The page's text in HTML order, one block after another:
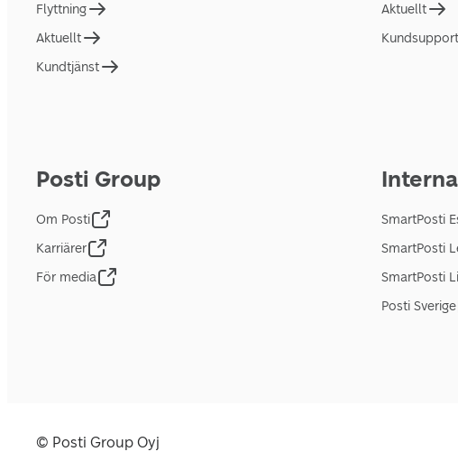
Flyttning
Aktuellt
Kundtjänst
Aktuellt
Kundsupport
Posti Group
Om Posti
Karriärer
För media
SmartPosti
SmartPosti
SmartPosti
Posti Sverige
© Posti Group Oyj